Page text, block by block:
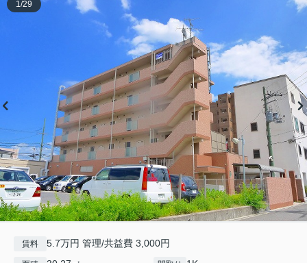
1/29
賃料 5.7万円 管理/共益費 3,000円